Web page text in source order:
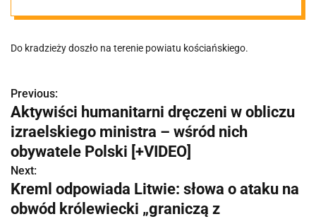
Wartość łupu to
ponad 400
tysięcy złotych
Do kradzieży doszło na terenie powiatu kościańskiego.
N
a
w
i
g
Previous:
Aktywiści humanitarni dręczeni w obliczu
izraelskiego ministra – wśród nich
obywatele Polski [+VIDEO]
Next:
Kreml odpowiada Litwie: słowa o ataku na
obwód królewiecki „graniczą z